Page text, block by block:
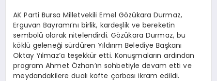
AK Parti Bursa Milletvekili Emel Gözükara Durmaz,
Erguvan Bayramı’nı birlik, kardeşlik ve bereketin
sembolü olarak nitelendirdi. Gözükara Durmaz, bu
köklü geleneği sürdüren Yıldırım Belediye Başkanı
Oktay Yılmaz’a teşekkür etti. Konuşmaların ardından
program Ahmet Özhan’ın sohbetiyle devam etti ve
meydandakilere dualı köfte çorbası ikram edildi.